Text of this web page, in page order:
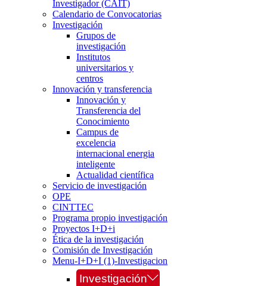
Investigador (CAIT)
Calendario de Convocatorias
Investigación
Grupos de
investigación
Institutos
universitarios y
centros
Innovación y transferencia
Innovación y
Transferencia del
Conocimiento
Campus de
excelencia
internacional energia
inteligente
Actualidad científica
Servicio de investigación
OPE
CINTTEC
Programa propio investigación
Proyectos I+D+i
Ética de la investigación
Comisión de Investigación
Menu-I+D+I (1)-Investigacion
Investigación